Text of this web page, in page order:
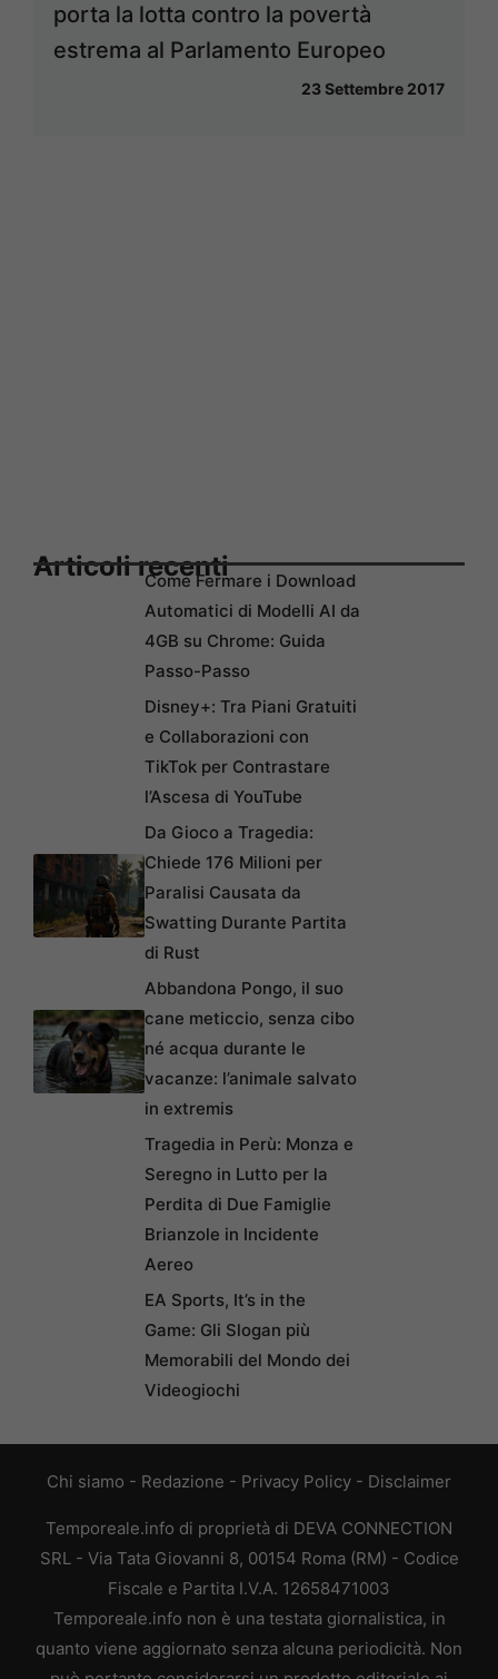
porta la lotta contro la povertà
estrema al Parlamento Europeo
23 Settembre 2017
Articoli recentiCome Fermare i Download
Automatici di Modelli AI da
4GB su Chrome: Guida
Passo-Passo
Disney+: Tra Piani Gratuiti
e Collaborazioni con
TikTok per Contrastare
l’Ascesa di YouTube
Da Gioco a Tragedia:
Chiede 176 Milioni per
Paralisi Causata da
Swatting Durante Partita
di Rust
Abbandona Pongo, il suo
cane meticcio, senza cibo
né acqua durante le
vacanze: l’animale salvato
in extremis
Tragedia in Perù: Monza e
Seregno in Lutto per la
Perdita di Due Famiglie
Brianzole in Incidente
Aereo
EA Sports, It’s in the
Game: Gli Slogan più
Memorabili del Mondo dei
Videogiochi
Chi siamo - Redazione - Privacy Policy - Disclaimer
Temporeale.info di proprietà di DEVA CONNECTION
SRL - Via Tata Giovanni 8, 00154 Roma (RM) - Codice
Fiscale e Partita I.V.A. 12658471003
Temporeale.info non è una testata giornalistica, in
quanto viene aggiornato senza alcuna periodicità. Non